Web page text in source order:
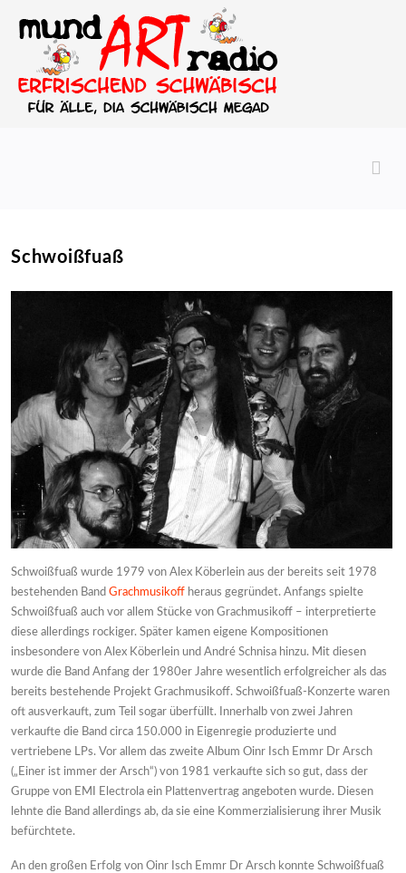
Schwoißfuaß
Schwoißfuaß wurde 1979 von Alex Köberlein aus der bereits seit 1978
bestehenden Band Grachmusikoff heraus gegründet. Anfangs spielte
Schwoißfuaß auch vor allem Stücke von Grachmusikoff – interpretierte
diese allerdings rockiger. Später kamen eigene Kompositionen
insbesondere von Alex Köberlein und André Schnisa hinzu. Mit diesen
wurde die Band Anfang der 1980er Jahre wesentlich erfolgreicher als das
bereits bestehende Projekt Grachmusikoff. Schwoißfuaß-Konzerte waren
oft ausverkauft, zum Teil sogar überfüllt. Innerhalb von zwei Jahren
verkaufte die Band circa 150.000 in Eigenregie produzierte und
vertriebene LPs. Vor allem das zweite Album Oinr Isch Emmr Dr Arsch
(„Einer ist immer der Arsch“) von 1981 verkaufte sich so gut, dass der
Gruppe von EMI Electrola ein Plattenvertrag angeboten wurde. Diesen
lehnte die Band allerdings ab, da sie eine Kommerzialisierung ihrer Musik
befürchtete.
An den großen Erfolg von Oinr Isch Emmr Dr Arsch konnte Schwoißfuaß